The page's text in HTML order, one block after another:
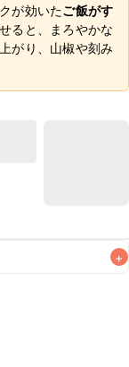
が効いたご飯がす
ると、まろやかな
がり、山椒や刻み
+
だくことをお